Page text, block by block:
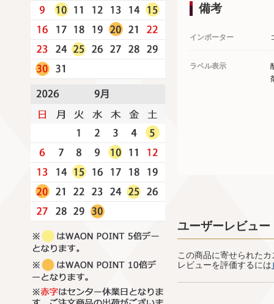
備考
インポーター
ラベル表示
ユーザーレビュー
この商品に寄せられた
レビューを評価するには